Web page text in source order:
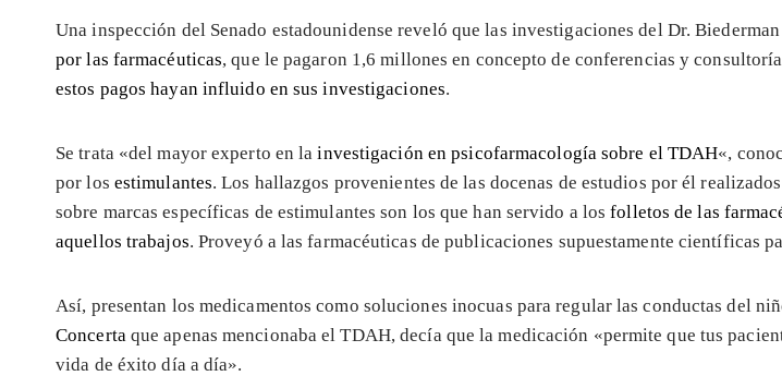
Una inspección del Senado estadounidense reveló que las investigaciones del Dr.
por las farmacéuticas, que le pagaron 1,6 millones en concepto de conferencias y
estos pagos hayan influido en sus investigaciones.
Se trata «del mayor experto en la investigación en psicofarmacología sobre el TDAH«,
por los estimulantes. Los hallazgos provenientes de las docenas de estudios por él
sobre marcas específicas de estimulantes son los que han servido a losfolletos de las
aquellos trabajos. Proveyó a las farmacéuticas de publicaciones supuestamente científicas
Así, presentan los medicamentos como soluciones inocuas para regular las conductas del
Concertaque apenas mencionaba el TDAH, decía que la medicación «permite que tus
vida de éxito día a día».